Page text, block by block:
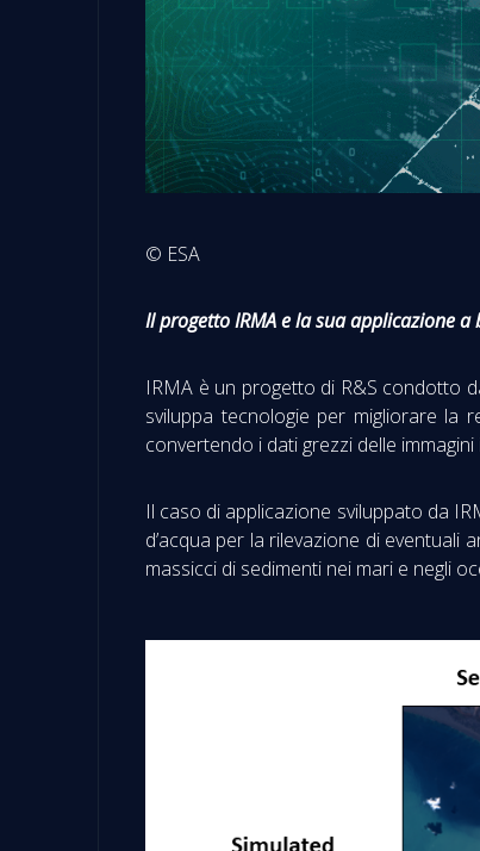
© ESA
Il progetto IRMA e la sua applicazione
IRMA è un progetto di R&S condotto
sviluppa tecnologie per migliorare la
convertendo i dati grezzi delle
Il caso di applicazione sviluppato da
d’acqua per la rilevazione di
massicci di sedimenti nei mari e negli